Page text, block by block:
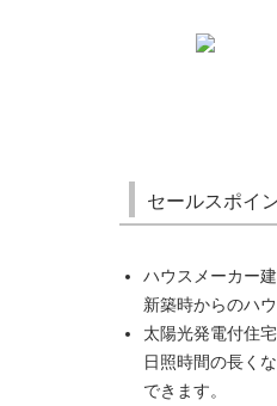
セールスポイ
ハウスメーカー
新築時からのハ
太陽光発電付住
日照時間の長く
できます。